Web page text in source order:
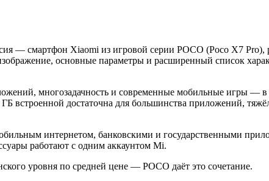
— смартфон Xiaomi из игровой серии POCO (Poco X7 Pro),
основные параметры и расширенный список
многозадачность и современные мобильные игры —
встроенной достаточна для большинства приложений,
интернетом, банковскими и государственными
работают с одним аккаунтом Mi.
уровня по средней цене — POCO даёт это сочетание.